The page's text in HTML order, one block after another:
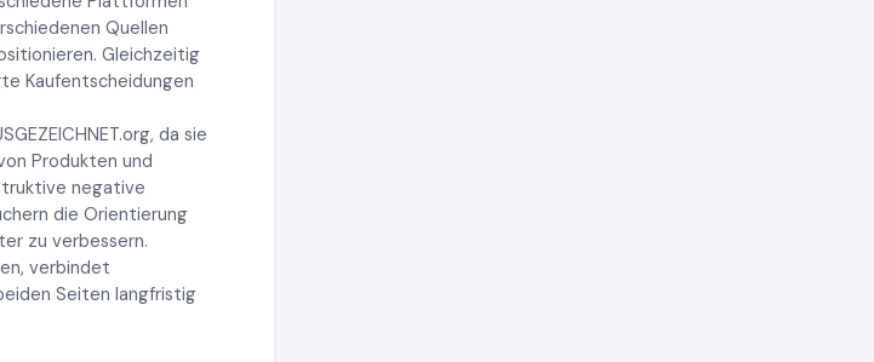
Quellen
Gleichzeitig
Kaufentscheidungen
da sie
Produkten und
negative
die Orientierung
zu verbessern.
verbindet
Seiten langfristig